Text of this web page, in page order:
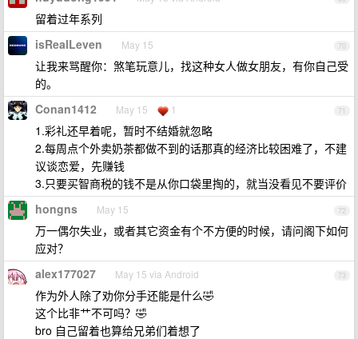
留着过年系列
70
isRealLeven May 15
让我来骂醒你：煞笔玩意儿，找这种女人做女朋友，有你自己受
的。
71
Conan1412 May 15 1
1.彩礼还早着呢，暂时不结婚就忽略
2.每周点个外卖奶茶都做不到的话那真的经济比较困难了，不建
议谈恋爱，先赚钱
3.只要买智商税的钱不是从你口袋里掏的，就当没看见不要评价
72
hongns May 15
万一偶尔失业，或者其它资金有个不方便的时候，请问阁下如何
应对？
73
alex177027 May 15 via Android
作为外人除了劝你分手还能是什么🤣
这个比非艹不可吗？🤣
bro 自己留着也算给兄弟们着想了